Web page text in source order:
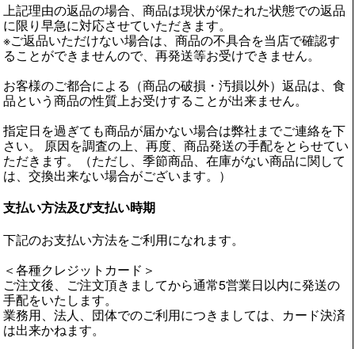
上記理由の返品の場合、商品は現状が保たれた状態での返品
に限り早急に対応させていただきます。
※ご返品いただけない場合は、商品の不具合を当店で確認す
ることができませんので、再発送等お受けできません。
お客様のご都合による（商品の破損・汚損以外）返品は、食
品という商品の性質上お受けすることが出来ません。
指定日を過ぎても商品が届かない場合は弊社までご連絡を下
さい。 原因を調査の上、再度、商品発送の手配をとらせてい
ただきます。（ただし、季節商品、在庫がない商品に関して
は、交換出来ない場合がございます。）
支払い方法及び支払い時期
下記のお支払い方法をご利用になれます。
＜各種クレジットカード＞
ご注文後、ご注文頂きましてから通常5営業日以内に発送の
手配をいたします。
業務用、法人、団体でのご利用につきましては、カード決済
は出来かねます。